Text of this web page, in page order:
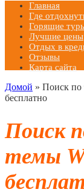
Главная
Где
Горящие
Лучшие цены
Отдых в
Отзывы
Карта сайта
Домой » Поиск по
бесплатно
Поиск
темы